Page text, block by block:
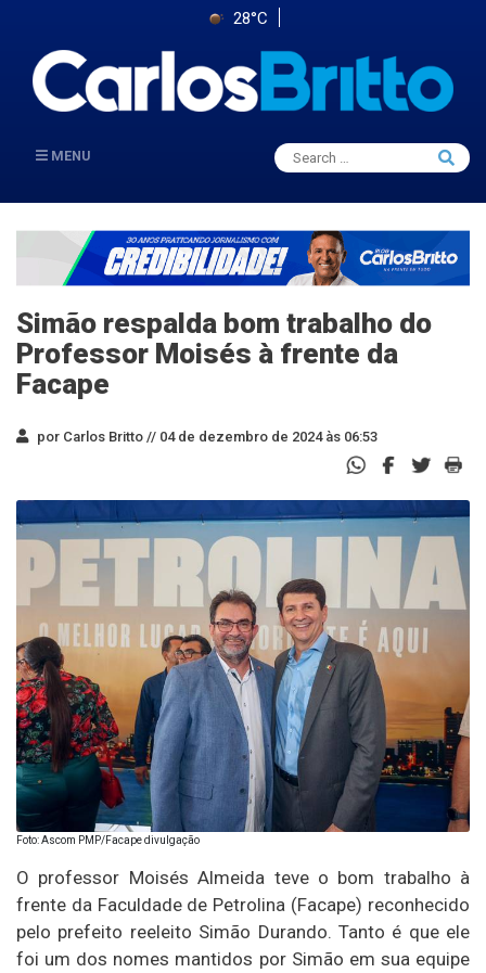
28°C
MENU
Search
for:
Search
Simão respalda bom trabalho do
Professor Moisés à frente da
Facape
por Carlos Britto // 04 de dezembro de 2024 às 06:53
Foto: Ascom PMP/Facape divulgação
O professor Moisés Almeida teve o bom trabalho à
frente da Faculdade de Petrolina (Facape) reconhecido
pelo prefeito reeleito Simão Durando. Tanto é que ele
foi um dos nomes mantidos por Simão em sua equipe